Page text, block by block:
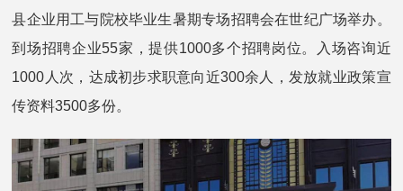
县企业用工与院校毕业生暑期专场招聘会在世纪广场举办。
到场招聘企业55家，提供1000多个招聘岗位。入场咨询近
1000人次，达成初步求职意向近300余人，发放就业政策宣
传资料3500多份。